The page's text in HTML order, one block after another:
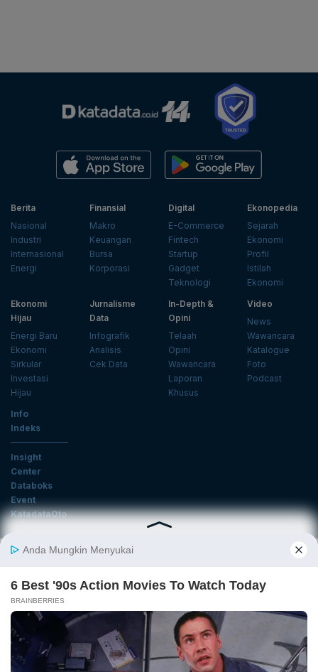
Berita
Nasional
Industri
Internasional
Energi
Finansial
Makro
Keuangan
Bursa
Korporasi
Digital
E-Commerce
Fintech
Startup
Gadget
Teknologi
Ekonopedia
Sejarah
Ekonomi
Profil
Istilah
Ekonomi
Ekonomi
Hijau
Energi Baru
Ekonomi
Sirkular
Investasi
Hijau
Jurnalisme
Data
Infografik
Analisis
Cek Data
In-Depth &
Opini
Telaah
Opini
Wawancara
Laporan
Khusus
Video
News
Wawancara
Katalogue
Foto
Podcast
Info
Indeks
Insight
Center
Databoks
Event
KatadataOto
Langganan Newsletter
Ikuti Kami